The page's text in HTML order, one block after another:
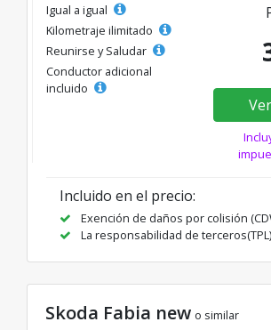
Igual a igual
Kilometraje ilimitado
Reunirse y Saludar
Conductor adicional
incluido
Incluido en el precio:
Exención de daños por colisión
La responsabilidad de terceros(TPL)
Skoda Fabia new o similar